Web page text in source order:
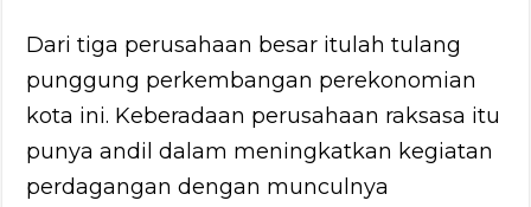
Dari tiga perusahaan besar itulah tulang
punggung perkembangan perekonomian
kota ini. Keberadaan perusahaan raksasa itu
punya andil dalam meningkatkan kegiatan
perdagangan dengan munculnya